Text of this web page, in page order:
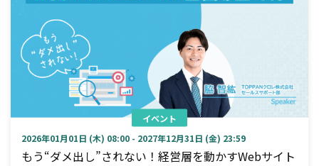
イベント
2026年01月01日 (木) 08:00 - 2027年12月31日 (金) 23:59
もう“ダメ出し”されない！経営層を動かすWebサイト